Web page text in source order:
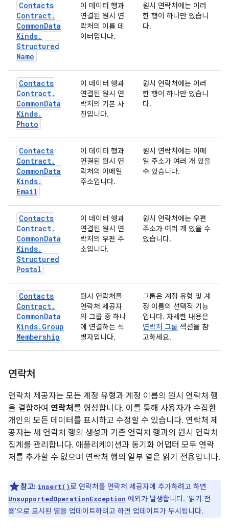
Contacts
Contract.
CommonData
Kinds.
Structured
Name
이 데이터 행과
연결된 원시 연
락처의 이름 데
이터입니다.
원시 연락처에는 이러
한 행이 하나만 있습니
다.
Contacts
Contract.
CommonData
Kinds.
Photo
이 데이터 행과
연결된 원시 연
락처의 기본 사
진입니다.
원시 연락처에는 이러
한 행이 하나만 있습니
다.
Contacts
Contract.
CommonData
Kinds.
Email
이 데이터 행과
연결된 원시 연
락처의 이메일
주소입니다.
원시 연락처에는 이메
일 주소가 여러 개 있을
수 있습니다.
Contacts
Contract.
CommonData
Kinds.
Structured
Postal
이 데이터 행과
연결된 원시 연
락처의 우편 주
소입니다.
원시 연락처에는 우편
주소가 여러 개 있을 수
있습니다.
Contacts
Contract.
CommonData
Kinds. Group
Membership
원시 연락처를
연락처 제공자
의 그룹 중 하나
에 연결하는 식
별자입니다.
그룹은 계정 유형 및 계
정 이름의 선택적 기능
입니다. 자세한 내용은
연락처 그룹 섹션을 참
고하세요.
연락처
연락처 제공자는 모든 계정 유형과 계정 이름의 원시 연락처 행
을 결합하여 연락처 를 형성합니다. 이를 통해 사용자가 수집한
개인의 모든 데이터를 표시하고 수정할 수 있습니다. 연락처 제
공자는 새 연락처 행의 생성과 기존 연락처 행과의 원시 연락처
집계를 관리합니다. 애플리케이션과 동기화 어댑터 모두 연락
처를 추가할 수 없으며 연락처 행의 일부 열은 읽기 전용입니다.
참고: insert()로 연락처를 연락처 제공자에 추가하려고 하면
UnsupportedOperationException 예외가 발생합니다. '읽기 전
용'으로 표시된 열을 업데이트하려고 하면 업데이트가 무시됩니다.